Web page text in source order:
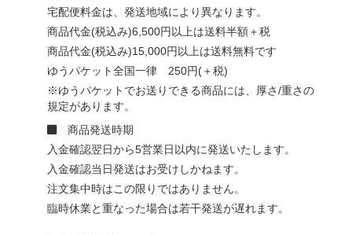
宅配便料金は、発送地域により異なります。
商品代金(税込み)6,500円以上は送料半額＋税
商品代金(税込み)15,000円以上は送料無料です
ゆうパケット全国一律 250円(＋税)
※ゆうパケットでお送りできる商品には、厚さ/重さの
規定があります。
商品発送時期
入金確認翌日から5営業日以内に発送いたします。
入金確認当日発送はお受けしかねます。
注文集中時はこの限りではありません。
臨時休業と重なった場合は若干発送が遅れます。